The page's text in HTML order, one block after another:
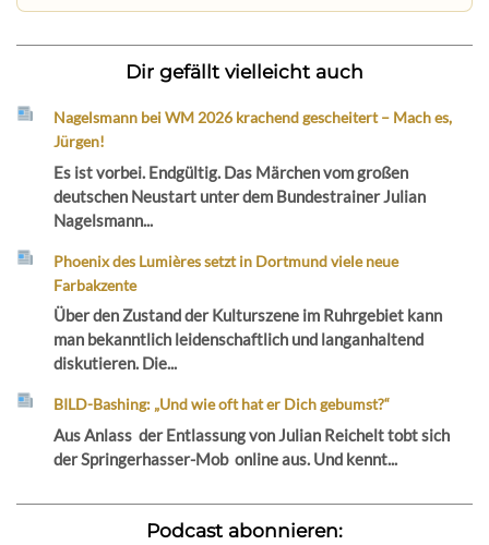
Dir gefällt vielleicht auch
Nagelsmann bei WM 2026 krachend gescheitert – Mach es,
Jürgen!
Es ist vorbei. Endgültig. Das Märchen vom großen
deutschen Neustart unter dem Bundestrainer Julian
Nagelsmann...
Phoenix des Lumières setzt in Dortmund viele neue
Farbakzente
Über den Zustand der Kulturszene im Ruhrgebiet kann
man bekanntlich leidenschaftlich und langanhaltend
diskutieren. Die...
BILD-Bashing: „Und wie oft hat er Dich gebumst?“
Aus Anlass der Entlassung von Julian Reichelt tobt sich
der Springerhasser-Mob online aus. Und kennt...
Podcast abonnieren: